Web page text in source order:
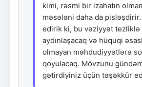
kimi, rəsmi bir izahatın
məsələni daha da
edirik ki, bu vəziyyət tezliklə
aydınlaşacaq və hüquqi
olmayan məhdudiyyətlərə
qoyulacaq. Mövzunu
gətirdiyiniz üçün təşəkkür